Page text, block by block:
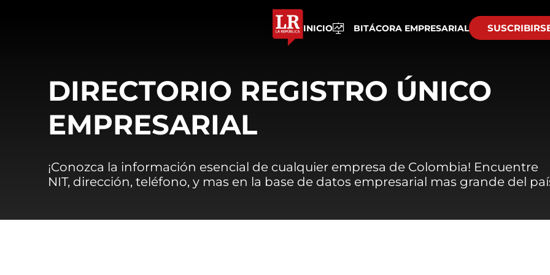
INICIO BITÁCORA EMPRESARIAL
DIRECTORIO REGISTRO ÚNICO
EMPRESARIAL
¡Conozca la información esencial de cualquier empresa de Colombia! Encuentre
NIT, dirección, teléfono, y mas en la base de datos empresarial mas grande del